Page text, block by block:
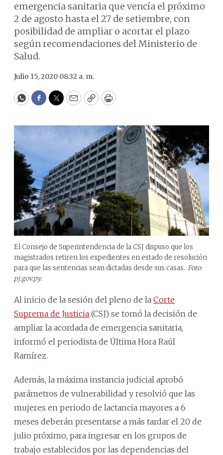
emergencia sanitaria que vencía el próximo
2 de agosto hasta el 27 de setiembre, con
posibilidad de ampliar o acortar el plazo
según recomendaciones del Ministerio de
Salud.
Julio 15, 2020 08:32 a. m.
WhatsApp
Facebook
Twitter
EmailCopyPrint
El Consejo de Superintendencia de la CSJ dispuso que los
magistrados retiren los expedientes en estado de resolución
para que las sentencias sean dictadas desde sus casas. Foto:
pj.gov.py.
Al inicio de la sesión del pleno de la Corte
Suprema de Justicia (CSJ) se tomó la decisión de
ampliar la acordada de emergencia sanitaria,
informó el periodista de Última Hora Raúl
Ramírez.
Además, la máxima instancia judicial aprobó
parámetros de vulnerabilidad y resolvió que las
mujeres en periodo de lactancia mayores a 6
meses deberán presentarse a más tardar el 20 de
julio próximo, para ingresar en los grupos de
trabajo establecidos por las dependencias del